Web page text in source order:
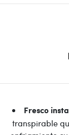
Fresco
transpirable